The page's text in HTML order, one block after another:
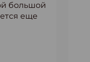
большой
еще